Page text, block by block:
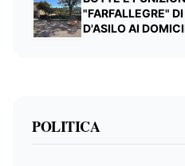
"FARFALLEGRE"
D'ASILO AI
POLITICA